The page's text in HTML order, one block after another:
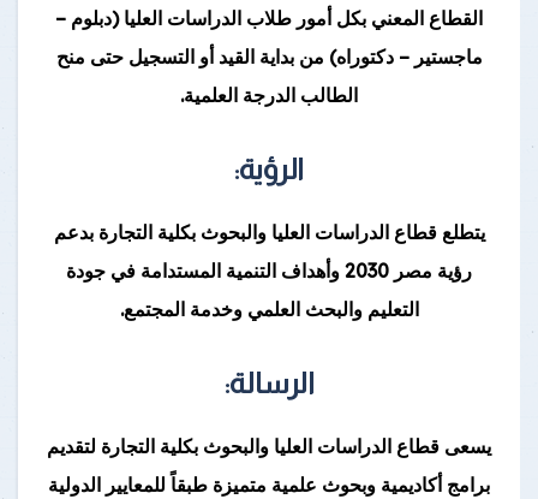
القطاع المعني بكل أمور طلاب الدراسات العليا (دبلوم –
ماجستير – دكتوراه) من بداية القيد أو التسجيل حتى منح
الطالب الدرجة العلمية.
الرؤية:
يتطلع قطاع الدراسات العليا والبحوث بكلية التجارة بدعم
رؤية مصر 2030 وأهداف التنمية المستدامة في جودة
التعليم والبحث العلمي وخدمة المجتمع.
الرسالة:
يسعى قطاع الدراسات العليا والبحوث بكلية التجارة لتقديم
برامج أكاديمية وبحوث علمية متميزة طبقاً للمعايير الدولية